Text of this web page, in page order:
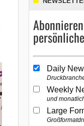
Daily
Weekly
und
Large